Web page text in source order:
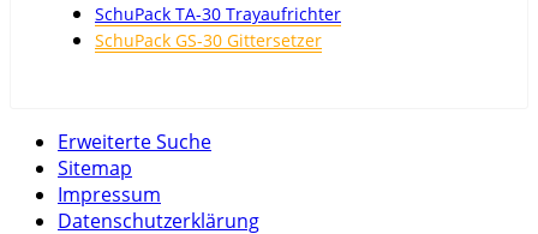
SchuPack TA-30 Trayaufrichter
SchuPack GS-30 Gittersetzer
Erweiterte Suche
Sitemap
Impressum
Datenschutzerklärung